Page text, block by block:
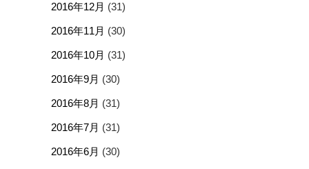
2016年12月 (31)
2016年11月 (30)
2016年10月 (31)
2016年9月 (30)
2016年8月 (31)
2016年7月 (31)
2016年6月 (30)